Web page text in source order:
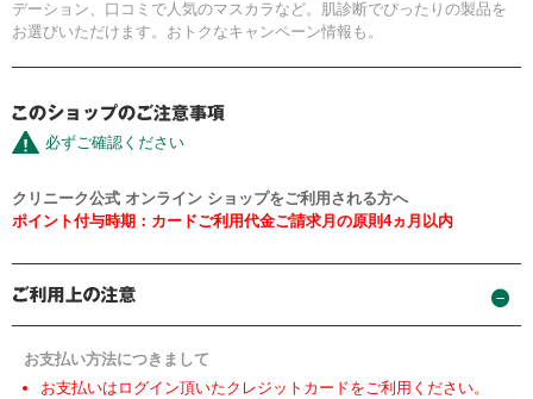
デーション、口コミで人気のマスカラなど。肌診断でぴったりの製品を
お選びいただけます。おトクなキャンペーン情報も。
必ずご確認ください
クリニーク公式 オンライン ショップをご利用される方へ
ポイント付与時期：カードご利用代金ご請求月の原則4ヵ月以内
お支払い方法につきまして
お支払いはログイン頂いたクレジットカードをご利用ください。